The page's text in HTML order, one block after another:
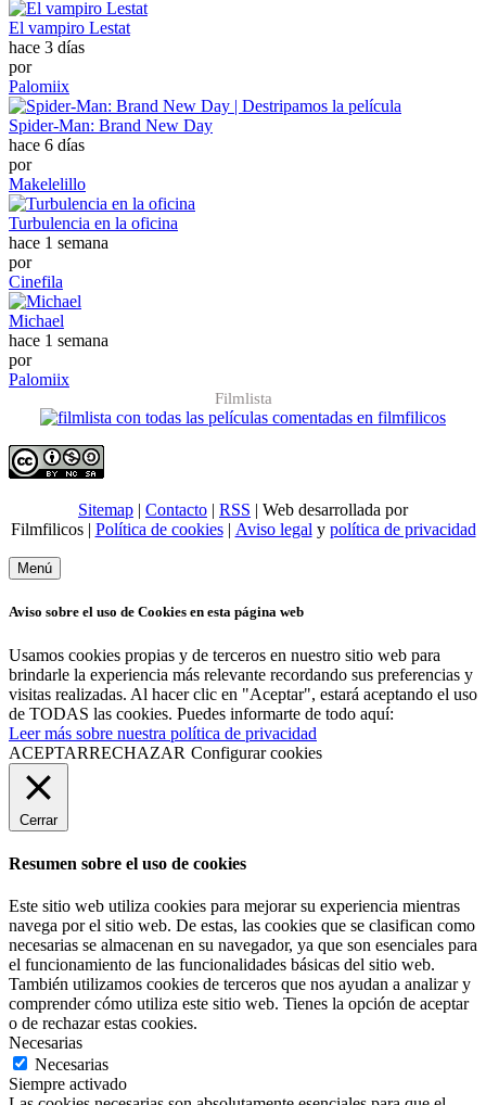
El vampiro Lestat
hace 3 días
por
Palomiix
Spider-Man: Brand New Day
hace 6 días
por
Makelelillo
Turbulencia en la oficina
hace 1 semana
por
Cinefila
Michael
hace 1 semana
por
Palomiix
Filmlista
Sitemap | Contacto | RSS | Web desarrollada por
Filmfilicos | Política de cookies| Aviso legal y política de privacidad
Menú
Aviso sobre el uso de Cookies en esta página web
Usamos cookies propias y de terceros en nuestro sitio web para
brindarle la experiencia más relevante recordando sus preferencias y
visitas realizadas. Al hacer clic en "Aceptar", estará aceptando el uso
de TODAS las cookies. Puedes informarte de todo aquí:
Leer más sobre nuestra política de privacidad
ACEPTARRECHAZAR Configurar cookies
Cerrar
Resumen sobre el uso de cookies
Este sitio web utiliza cookies para mejorar su experiencia mientras
navega por el sitio web. De estas, las cookies que se clasifican como
necesarias se almacenan en su navegador, ya que son esenciales para
el funcionamiento de las funcionalidades básicas del sitio web.
También utilizamos cookies de terceros que nos ayudan a analizar y
comprender cómo utiliza este sitio web. Tienes la opción de aceptar
o de rechazar estas cookies.
Necesarias
Necesarias
Siempre activado